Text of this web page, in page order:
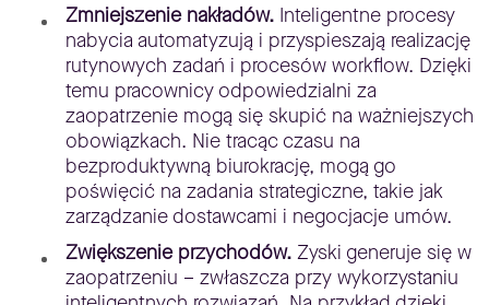
Zmniejszenie nakładów.Inteligentne procesy
nabycia automatyzują i przyspieszają realizację
rutynowych zadań i procesów workflow. Dzięki
temu pracownicy odpowiedzialni za
zaopatrzenie mogą się skupić na ważniejszych
obowiązkach. Nie tracąc czasu na
bezproduktywną biurokrację, mogą go
poświęcić na zadania strategiczne, takie jak
zarządzanie dostawcami i negocjacje umów.
Zwiększenie przychodów.Zyski generuje się w
zaopatrzeniu – zwłaszcza przy wykorzystaniu